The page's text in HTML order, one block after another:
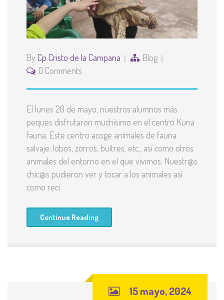
By Cp Cristo de la Campana
Blog
0 Comments
El lunes 20 de mayo, nuestros alumnos más
peques disfrutaron muchísimo en el centro Kuna
fauna. Este centro acoge animales de fauna
salvaje: lobos, zorros, buitres, etc., así como otros
animales del entorno en el que vivimos. Nuestr@s
chic@s pudieron ver y tocar a los animales así
como reci
Continue Reading
15 mayo, 2024